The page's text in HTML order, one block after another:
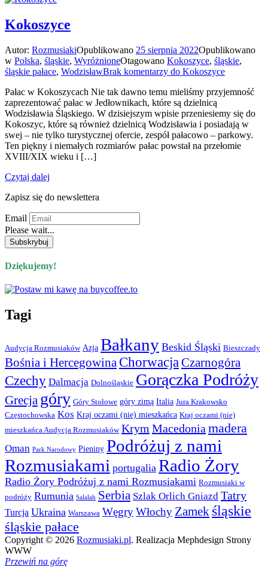
Kokoszyce
Autor: RozmusiakiOpublikowano 25 sierpnia 2022Opublikowano
w Polska, śląskie, WyróżnioneOtagowano Kokoszyce, śląskie,
śląskie pałace, WodzisławBrak komentarzy do Kokoszyce
Pałac w Kokoszycach Nie tak dawno temu mieliśmy przyjemność
zaprezentować pałac w Jedłownikach, które są dzielnicą
Wodzisławia Śląskiego. W dzisiejszym wpisie przeniesiemy się do
Kokoszyc, które są również dzielnicą Wodzisławia i posiadają w
swej – nie tylko turystycznej ofercie, zespół pałacowo – parkowy.
Ten piękny i niemałych rozmiarów pałac powstał na przełomie
XVIII/XIX wieku i […]
Czytaj dalej
Zapisz się do newslettera
Email
Please wait...
Dziękujemy!
Tagi
Audycja Rozmusiaków Azja Bałkany Beskid Śląski Bieszczady
Bośnia i Hercegowina ChorwacjaCzarnogóra
Czechy Dalmacja Dolnośląskie Gorączka Podróży
Grecja góry Góry Stołowe góry zimą Italia Jura Krakowsko
Częstochowska Kos Kraj oczami (nie) mieszkańca Kraj oczami (nie)
mieszkańca Audycja Rozmusiaków Krym Macedonia madera
Oman Park Narodowy Pieniny Podróżuj z nami
Rozmusiakami portugalia Radio Żory
Radio Żory Podróżuj z nami Rozmusiakami Rozmusiaki w
podróży Rumunia Salalah Serbia Szlak Orlich Gniazd Tatry
Turcja Ukraina Warszawa WęgryWłochy Zamek śląskie
śląskie pałace
Copyright © 2026 Rozmusiaki.pl. Realizacja Mephdesign Strony
WWW
Przewiń na górę